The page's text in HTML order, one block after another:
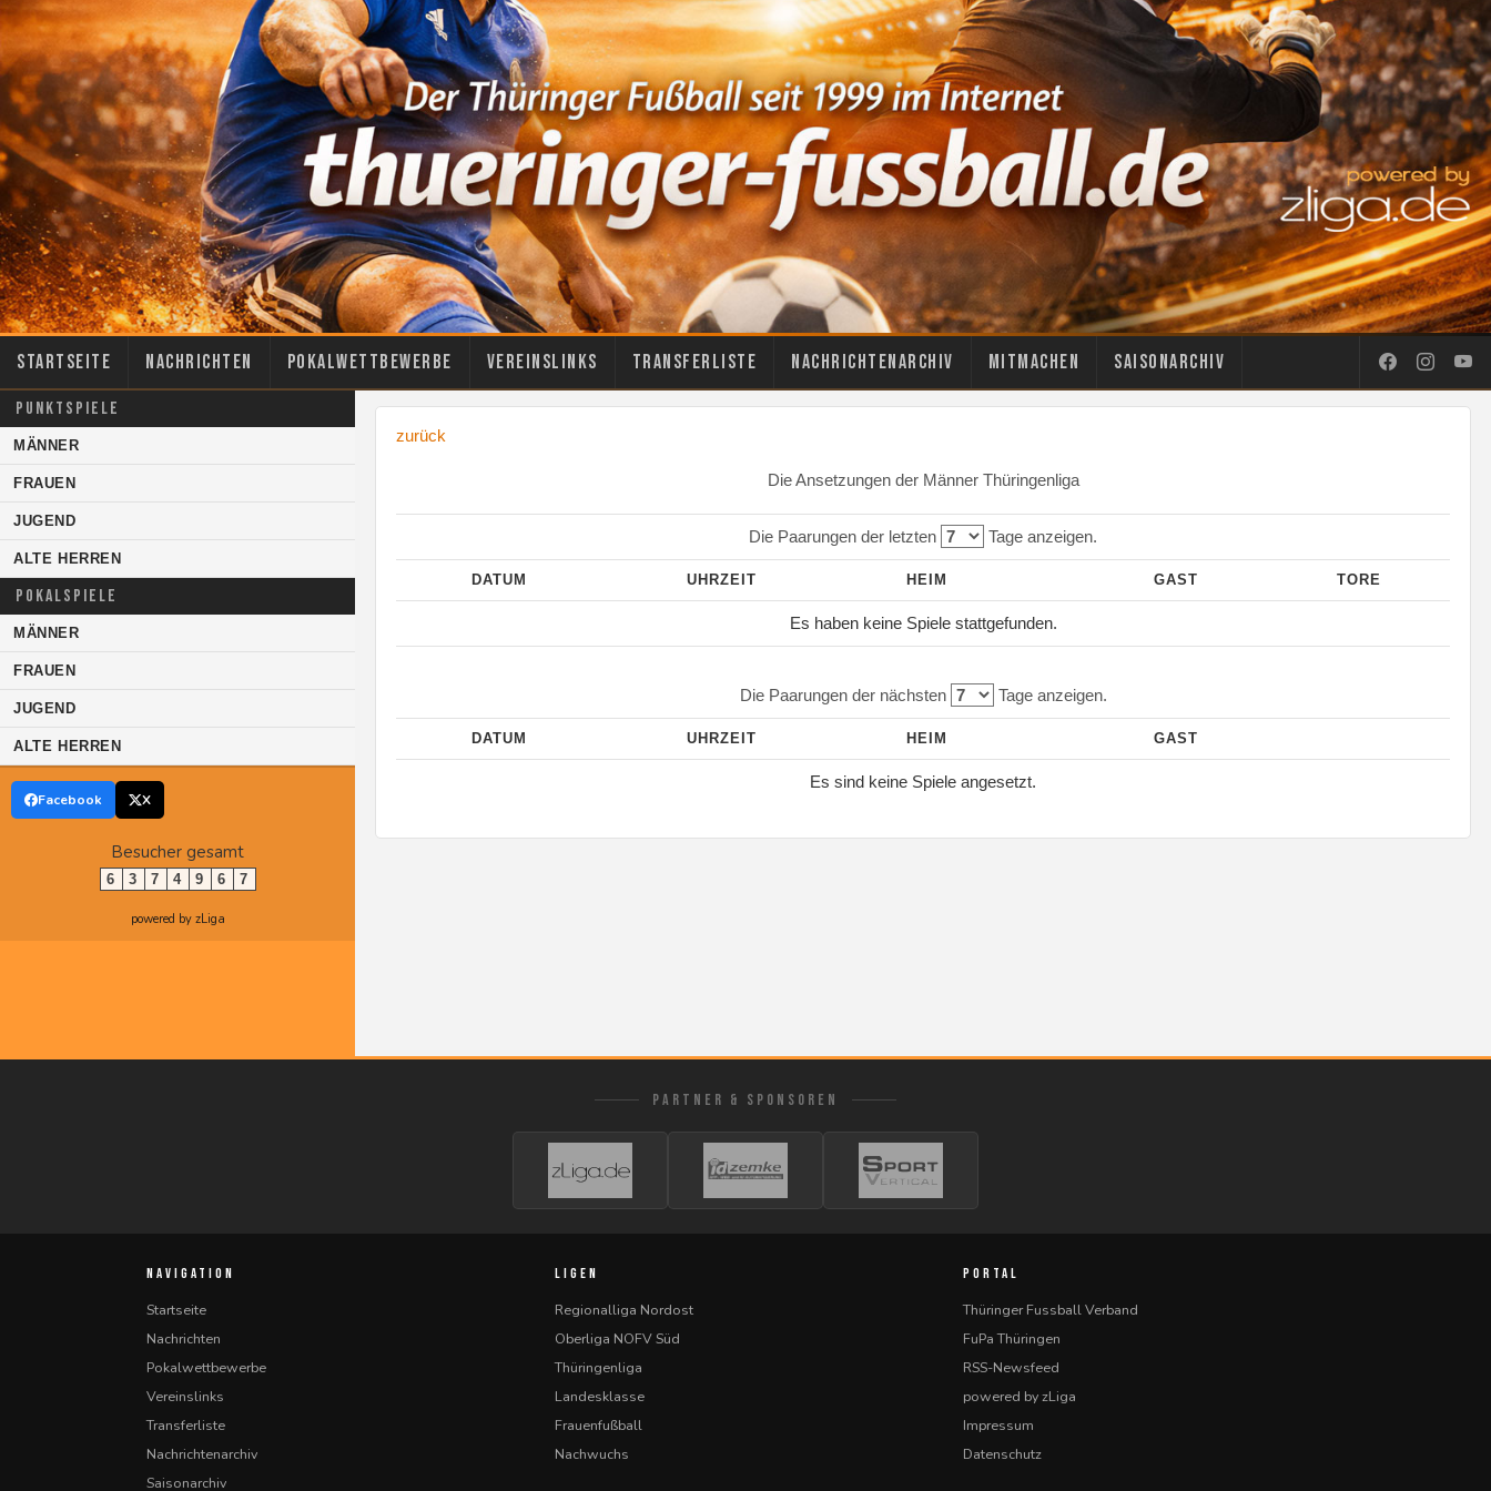
Startseite Nachrichten Pokalwettbewerbe Vereinslinks Transferliste Nachrichtenarchiv Mitmachen Saisonarchiv
PUNKTSPIELE
MÄNNER
FRAUEN
JUGEND
ALTE HERREN
POKALSPIELE
MÄNNER
FRAUEN
JUGEND
ALTE HERREN
Facebook X
Besucher gesamt
6 3 7 4 9 6 7
powered by zLiga
zurück
Die Ansetzungen der Männer Thüringenliga
Die Paarungen der letzten Tage anzeigen.
DATUM UHRZEIT HEIM GAST TORE
Es haben keine Spiele stattgefunden.
Die Paarungen der nächsten Tage anzeigen.
DATUM UHRZEIT HEIM GAST
Es sind keine Spiele angesetzt.
PARTNER & SPONSOREN
NAVIGATION
Startseite
Nachrichten
Pokalwettbewerbe
Vereinslinks
Transferliste
Nachrichtenarchiv
Saisonarchiv
LIGEN
Regionalliga Nordost
Oberliga NOFV Süd
Thüringenliga
Landesklasse
Frauenfußball
Nachwuchs
PORTAL
Thüringer Fussball Verband
FuPa Thüringen
RSS-Newsfeed
powered by zLiga
Impressum
Datenschutz